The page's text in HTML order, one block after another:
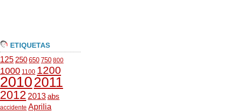
ETIQUETAS
125 250 650 750 800
1000 1100 1200
20102011
2012 2013abs
accidente Aprilia